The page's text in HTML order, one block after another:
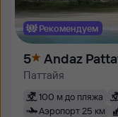
Рекомендуем
5 Andaz
Паттайя
100 м до пляжа
Аэропорт 25 км